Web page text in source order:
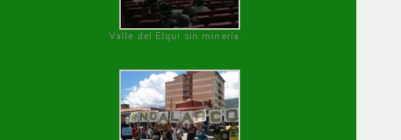
Valle del Elqui sin minería.